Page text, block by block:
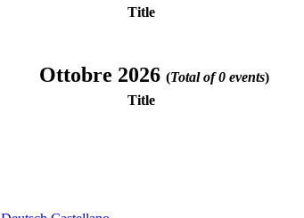
Title
Ottobre 2026 (Total of 0 events)
Title